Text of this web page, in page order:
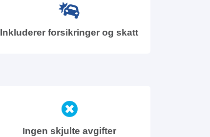
Inkluderer forsikringer og skatt
Ingen skjulte avgifter